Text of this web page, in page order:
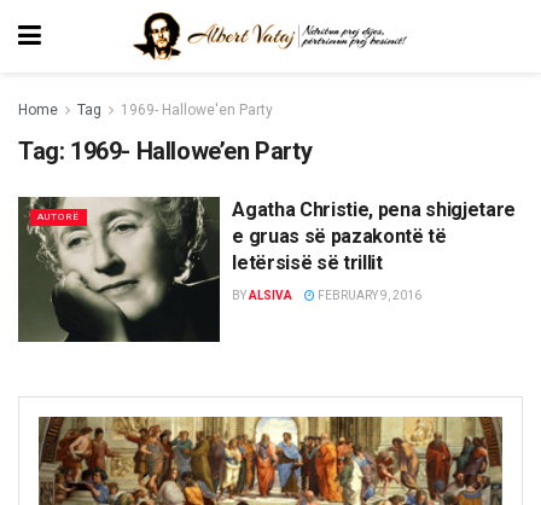
Home Tag 1969- Hallowe'en Party
Tag: 1969- Hallowe’en Party
AUTORË
Agatha Christie, pena shigjetare
e gruas së pazakontë të
letërsisë së trillit
BYALSIVA FEBRUARY 9, 2016